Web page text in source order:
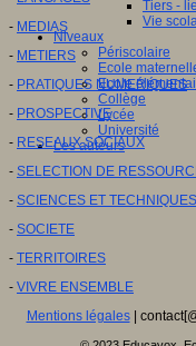
Tiers -
Vie
Niveaux
Périscolaire
Ecole
Ecole
Collège
Lycée
Université
Les auteurs
- MEDIAS
- METIERS
- PRATIQUES NUMERIQUES
- PROSPECTIVE
- RESEAUX SOCIAUX
- SELECTION DE
- SCIENCES ET TECHNIQUES
- SOCIETE
- TERRITOIRES
- VIVRE ENSEMBLE
Mentions légales|